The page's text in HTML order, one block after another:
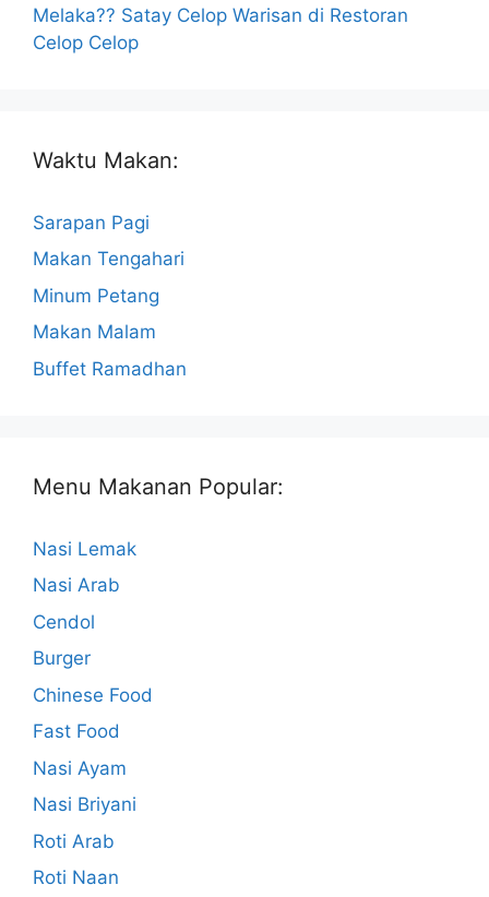
Melaka?? Satay Celop Warisan di Restoran
Celop Celop
Waktu Makan:
Sarapan Pagi
Makan Tengahari
Minum Petang
Makan Malam
Buffet Ramadhan
Menu Makanan Popular:
Nasi Lemak
Nasi Arab
Cendol
Burger
Chinese Food
Fast Food
Nasi Ayam
Nasi Briyani
Roti Arab
Roti Naan